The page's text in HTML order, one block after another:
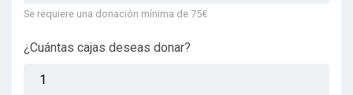
Se requiere una donación mínima de 75€
¿Cuántas cajas deseas donar?